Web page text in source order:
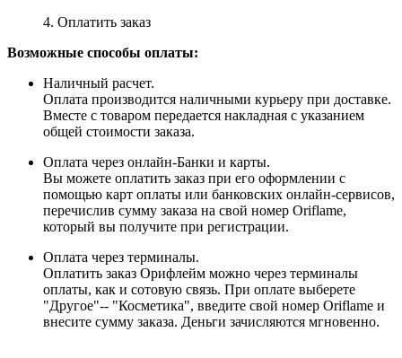
4. Оплатить заказ
Возможные способы оплаты:
Наличный расчет.
Оплата производится наличными курьеру при доставке.
Вместе с товаром передается накладная с указанием
общей стоимости заказа.
Оплата через онлайн-Банки и карты.
Вы можете оплатить заказ при его оформлении с
помощью карт оплаты или банковских онлайн-сервисов,
перечислив сумму заказа на свой номер Oriflame,
который вы получите при регистрации.
Оплата через терминалы.
Оплатить заказ Орифлейм можно через терминалы
оплаты, как и сотовую связь. При оплате выберете
"Другое"-- "Косметика", введите свой номер Oriflame и
внесите сумму заказа. Деньги зачисляются мгновенно.